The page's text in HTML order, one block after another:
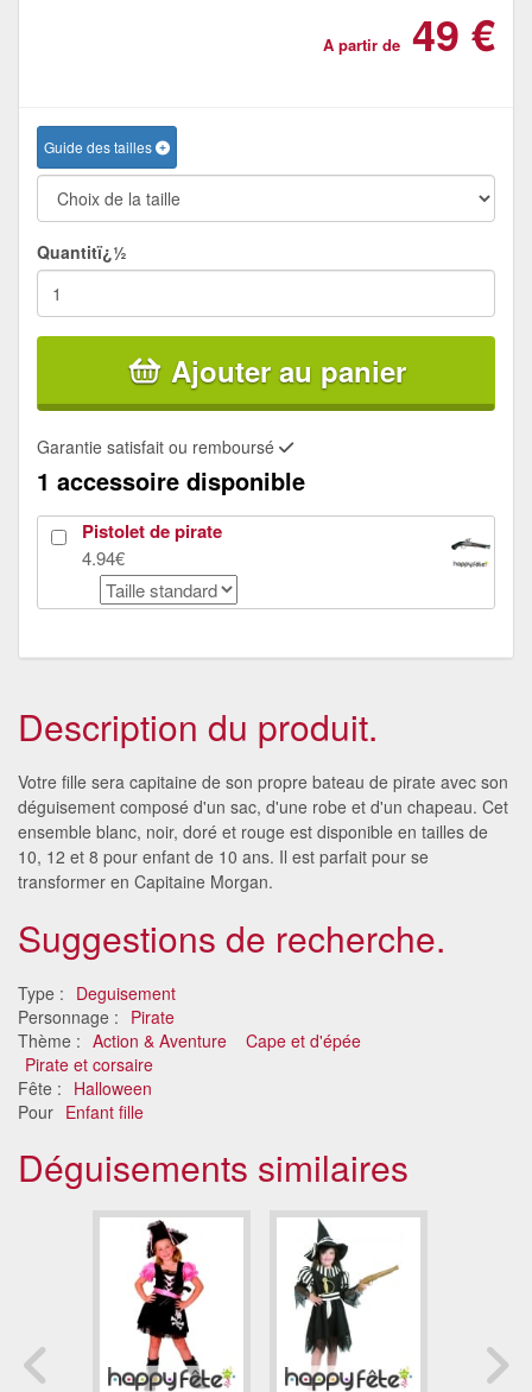
A partir de 49 €
Guide des tailles
Quantitï¿½
Ajouter au panier
Garantie satisfait ou remboursé
1 accessoire disponible
Pistolet de pirate
4.94€
Description du produit.
Votre fille sera capitaine de son propre bateau de pirate avec son
déguisement composé d'un sac, d'une robe et d'un chapeau. Cet
ensemble blanc, noir, doré et rouge est disponible en tailles de
10, 12 et 8 pour enfant de 10 ans. Il est parfait pour se
transformer en Capitaine Morgan.
Suggestions de recherche.
Type : Deguisement
Personnage : Pirate
Thème : Action & Aventure
Cape et d'épée
Pirate et corsaire
Fête : Halloween
Pour Enfant fille
Déguisements similaires